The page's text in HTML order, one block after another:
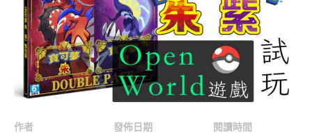
作者
發佈日期
閱讀時間